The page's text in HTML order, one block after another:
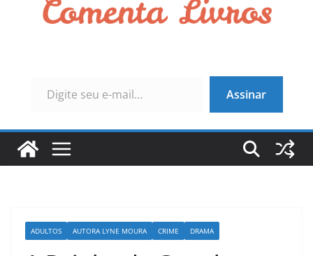
Assinar
ADULTOS AUTORA LYNE MOURA CRIME DRAMA